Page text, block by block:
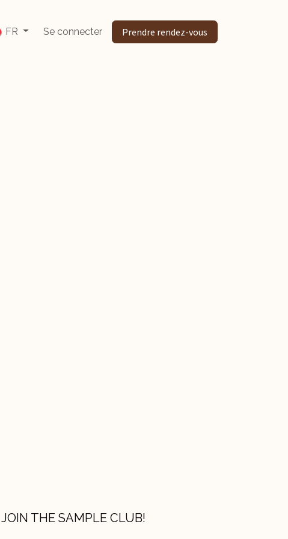
FR Se connecter Prendre rendez-vous
JOIN THE SAMPLE CLUB!